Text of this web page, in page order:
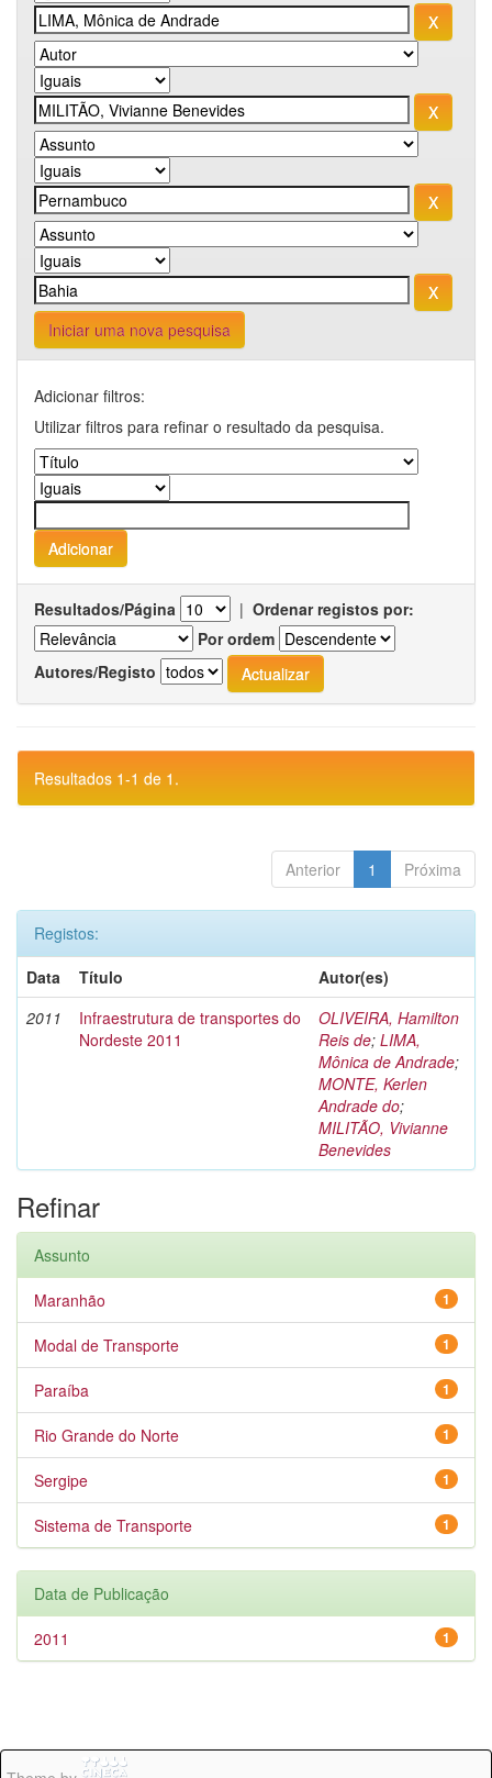
Iniciar uma nova pesquisa
Adicionar filtros:
Utilizar filtros para refinar o resultado da pesquisa.
Resultados/Página | Ordenar registos por:
Por ordem
Autores/Registo
Resultados 1-1 de 1.
Anterior 1 Próxima
Registos:
Data
Título
Autor(es)
2011
Infraestrutura de transportes do
Nordeste 2011
OLIVEIRA, Hamilton
Reis de; LIMA,
Mônica de Andrade;
MONTE, Kerlen
Andrade do;
MILITÃO, Vivianne
Benevides
Refinar
Assunto
1
Maranhão
1
Modal de Transporte
1
Paraíba
1
Rio Grande do Norte
1
Sergipe
1
Sistema de Transporte
Data de Publicação
1
2011